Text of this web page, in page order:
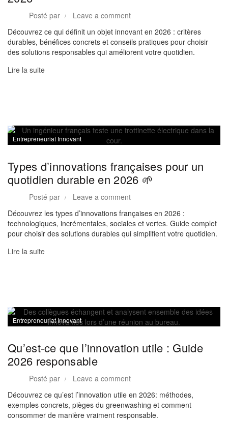
Posté par
Leave a comment
Découvrez ce qui définit un objet innovant en 2026 : critères
durables, bénéfices concrets et conseils pratiques pour choisir
des solutions responsables qui améliorent votre quotidien.
Lire la suite
Entrepreneuriat Innovant
Types d’innovations françaises pour un
quotidien durable en 2026 🌱
Posté par
Leave a comment
Découvrez les types d’innovations françaises en 2026 :
technologiques, incrémentales, sociales et vertes. Guide complet
pour choisir des solutions durables qui simplifient votre quotidien.
Lire la suite
Entrepreneuriat Innovant
Qu’est-ce que l’innovation utile : Guide
2026 responsable
Posté par
Leave a comment
Découvrez ce qu’est l’innovation utile en 2026: méthodes,
exemples concrets, pièges du greenwashing et comment
consommer de manière vraiment responsable.